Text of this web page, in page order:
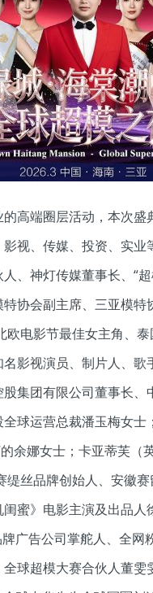
高端圈层活动，本次
视、传媒、投资、实
、神灯传媒董事长、“
协会副主席、三亚模
电影节最佳女主角、
影视演员、制片人、
集团有限公司董事长
球运营总裁潘玉梅女士
余娜女士；卡亚蒂芙（
缇丝品牌创始人、安徽
蜜》电影主演及出品
广告公司掌舵人、全
球超模大赛合伙人董